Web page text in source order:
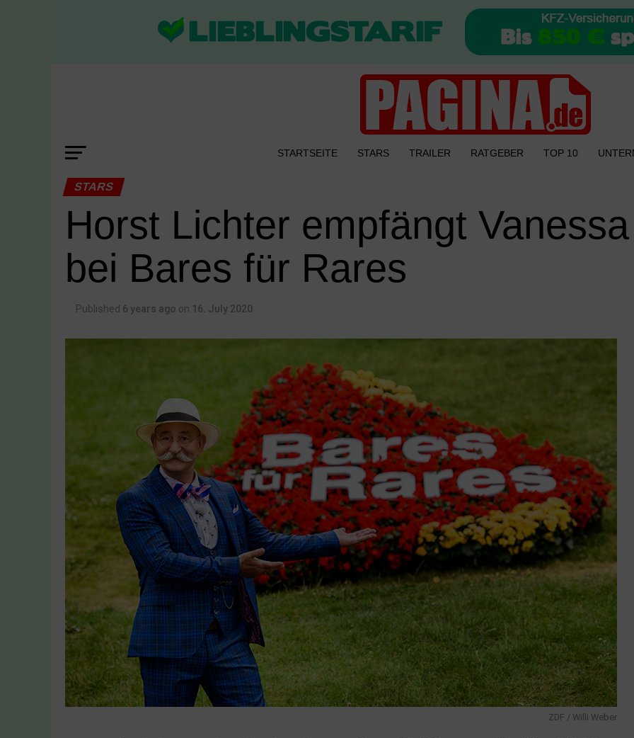
STARTSEITE STARS TRAILER RATGEBER TOP 10
STARS
Horst Lichter empfängt
bei Bares für Rares
Published 6 years ago on 16. July 2020
ZDF / Willi Weber